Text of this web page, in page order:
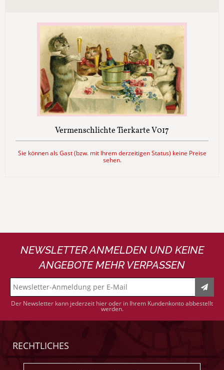
Vermenschlichte Tierkarte V017
Sie können als Gast (bzw. mit Ihrem derzeitigen Status) keine Preise
sehen.
NEWSLETTER ANMELDEN UND KEINE
ANGEBOTE MEHR VERPASSEN
Der Newsletter kann jederzeit hier oder in Ihrem Kundenkonto abbestellt
werden.
RECHTLICHES